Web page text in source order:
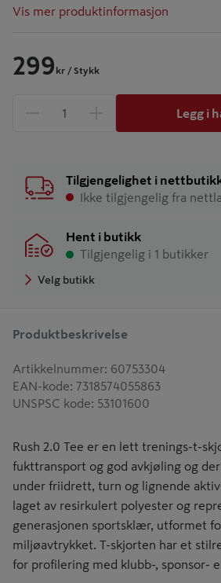
Vis mer produktinformasjon
299 kr / Stykk
1 produkter
Legg i
Tilgjengelighet i
Ikke tilgjengelig fra
Hent i butikk
Tilgjengelig i 1 butikker
Velg butikk
Produktbeskrivelse
Artikkelnummer: 60753304
EAN-kode: 7318574055863
UNSPSC kode: 53101600
Rush 2.0 Tee er en lett trenings-t-
fukttransport og god avkjøling og
under friidrett, turn og lignende
laget av resirkulert polyester og
generasjonen sportsklær, utformet
miljøavtrykket. T-skjorten har et
for profilering med klubb-, sponsor-